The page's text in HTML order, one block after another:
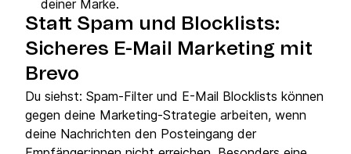
deiner Marke.
Statt Spam und Blocklists:
Sicheres E-Mail Marketing mit
Brevo
Du siehst: Spam-Filter und E-Mail Blocklists können
gegen deine Marketing-Strategie arbeiten, wenn
deine Nachrichten den Posteingang der